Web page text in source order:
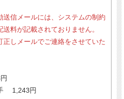
送信メールには、システムの制約
料が記載されておりません。
正しメールでご連絡をさせていた
1,243円